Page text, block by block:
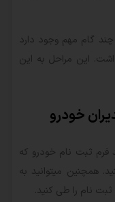
گام مهم وجود دارد
این مراحل به این
خودرو
فرم ثبت نام خودرو که
همچنین میتوانید به
نام را طی کنید.